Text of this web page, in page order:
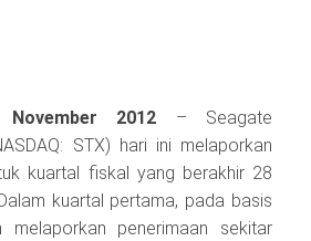
2012 – Seagate
STX) hari ini melaporkan
kuartal fiskal yang berakhir 28
kuartal pertama, pada basis
melaporkan penerimaan sekitar